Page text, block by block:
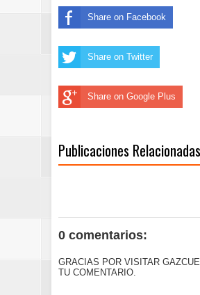
Share on Facebook
Share on Twitter
Share on Google Plus
Publicaciones Relacionadas
0 comentarios:
GRACIAS POR VISITAR
TU COMENTARIO.